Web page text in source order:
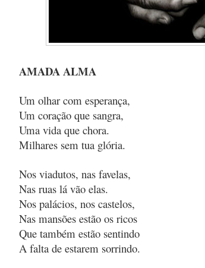
AMADA ALMA
Um olhar com esperança,
Um coração que sangra,
Uma vida que chora.
Milhares sem tua glória.
Nos viadutos, nas favelas,
Nas ruas lá vão elas.
Nos palácios, nos castelos,
Nas mansões estão os ricos
Que também estão sentindo
A falta de estarem sorrindo.